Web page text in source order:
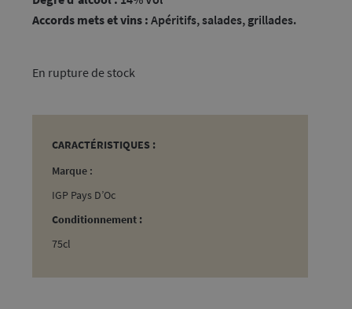
Accords mets et vins : Apéritifs, salades, grillades.
rupture de stock
CARACTÉRISTIQUES :
Marque :
IGP Pays D’Oc
Conditionnement :
75cl